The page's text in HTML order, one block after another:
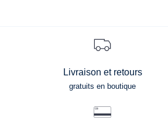
Livraison et retours
gratuits en boutique